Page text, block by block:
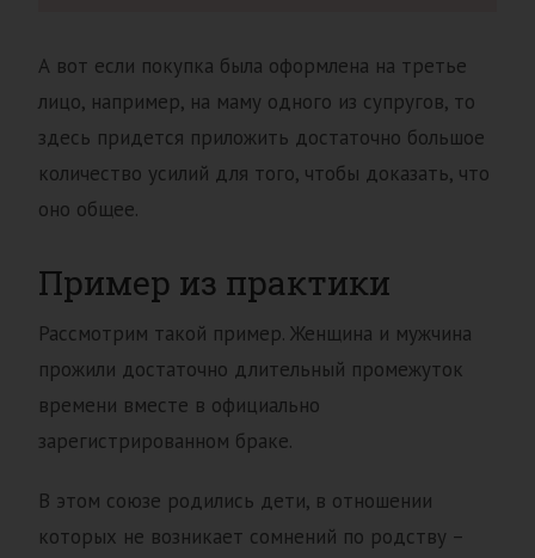
А вот если покупка была оформлена на третье
лицо, например, на маму одного из супругов, то
здесь придется приложить достаточно большое
количество усилий для того, чтобы доказать, что
оно общее.
Пример из практики
Рассмотрим такой пример. Женщина и мужчина
прожили достаточно длительный промежуток
времени вместе в официально
зарегистрированном браке.
В этом союзе родились дети, в отношении
которых не возникает сомнений по родству –